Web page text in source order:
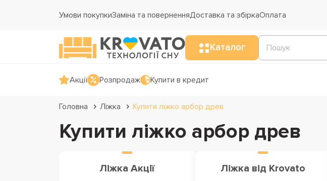
Умови покупкиЗаміна та поверненняДоставка та збіркаОплата
Каталог
Акції Розпродаж Купити в кредит
Головна Ліжка Купити ліжко арбор древ
Купити ліжко арбор древ
Ліжка Акції Ліжка від Krovato